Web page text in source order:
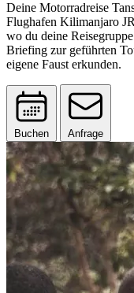
Deine Motorradreise
Flughafen Kilimanjaro
wo du deine
Briefing zur geführten
eigene Faust erkunden.
Buchen Anfrage